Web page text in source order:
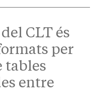
CLT és
per
tables
entre